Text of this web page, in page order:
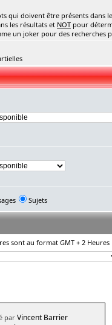
qui doivent être présents dans
les résultats et NOT pour
un joker pour des recherches
Sujets
sont au format GMT + 2 Heures
par Vincent Barrier